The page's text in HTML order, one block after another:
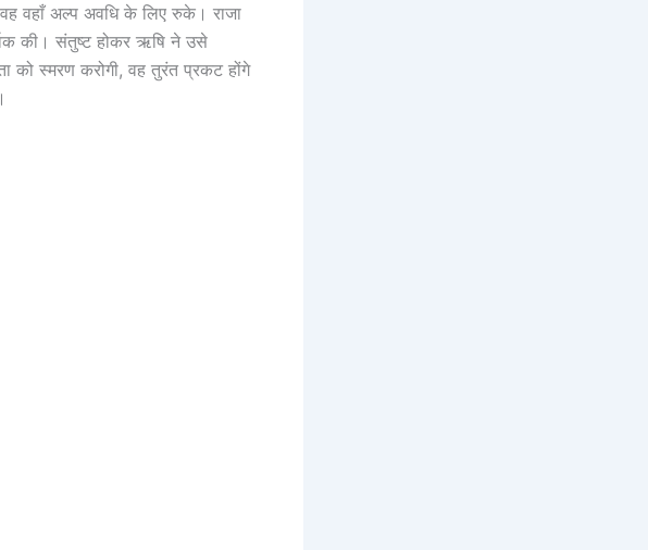
वहाँ अल्प अवधि के लिए रुके। राजा
की। संतुष्ट होकर ऋषि ने उसे
को स्मरण करोगी, वह तुरंत प्रकट होंगे